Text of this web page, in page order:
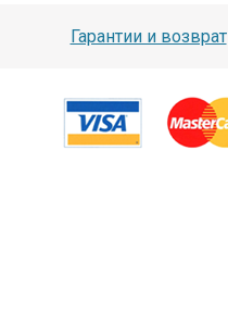
Гарантии и возврат